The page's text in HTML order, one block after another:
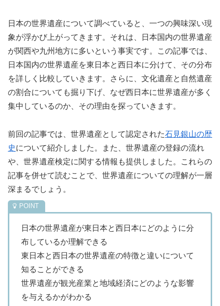
日本の世界遺産について調べていると、一つの興味深い現
象が浮かび上がってきます。それは、日本国内の世界遺産
が関西や九州地方に多いという事実です。この記事では、
日本国内の世界遺産を東日本と西日本に分けて、その分布
を詳しく比較していきます。さらに、文化遺産と自然遺産
の割合についても掘り下げ、なぜ西日本に世界遺産が多く
集中しているのか、その理由を探っていきます。
前回の記事では、世界遺産として認定された石見銀山の歴
史について紹介しました。また、世界遺産の登録の流れ
や、世界遺産検定に関する情報も提供しました。これらの
記事を併せて読むことで、世界遺産についての理解が一層
深まるでしょう。
日本の世界遺産が東日本と西日本にどのように分
布しているか理解できる
東日本と西日本の世界遺産の特徴と違いについて
知ることができる
世界遺産が観光産業と地域経済にどのような影響
を与えるかがわかる